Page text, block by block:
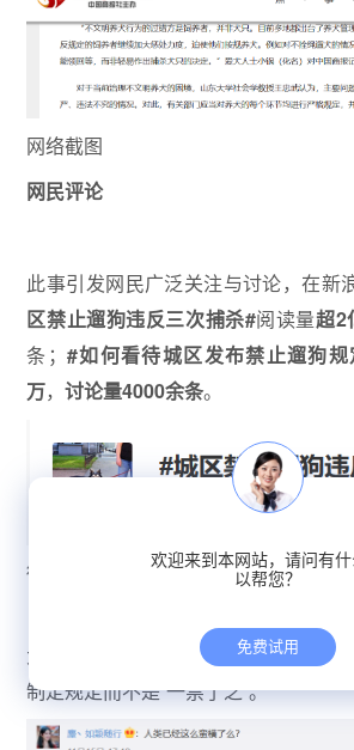
网络截图
网民评论
此事引发网民广泛关注与讨论，在新
区禁止遛狗违反三次捕杀#阅读量超2
条； #如何看待城区发布禁止遛狗规
万，讨论量4000余条。
微博截图
大多数网民认为此举不妥，是“一刀切
制定规定而不是“一禁了之”。
欢迎来到本网站，请问有
以帮您？
免费试用